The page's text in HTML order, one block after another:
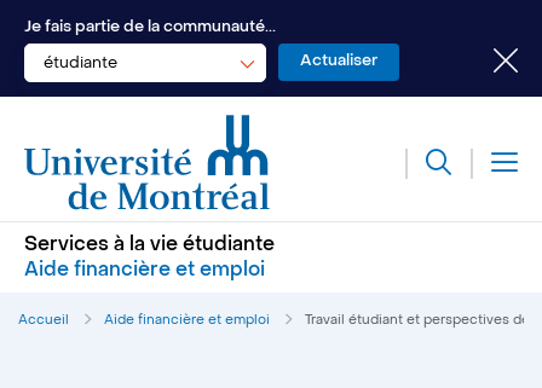
Je fais partie de la communauté...
étudiante
Services à la vie étudiante
Aide financière et emploi
Accueil Aide financière et emploi Travail étudiant et perspectives de